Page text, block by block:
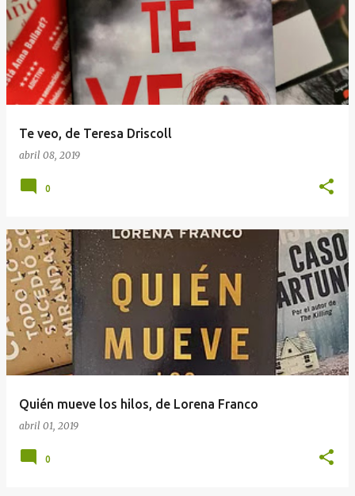
Te veo, de Teresa Driscoll
abril 08, 2019
0
Quién mueve los hilos, de Lorena Franco
abril 01, 2019
0